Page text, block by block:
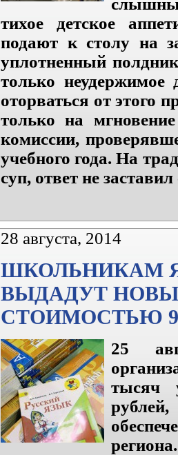
слышны
тихое детское
подают к столу на
уплотненный
только неудержимое
оторваться от этого
только на
комиссии,
учебного года. На
суп, ответ не
28 августа, 2014
ШКОЛЬНИКАМ
ВЫДАДУТ
СТОИМОСТЬЮ
25
тысяч
региона.